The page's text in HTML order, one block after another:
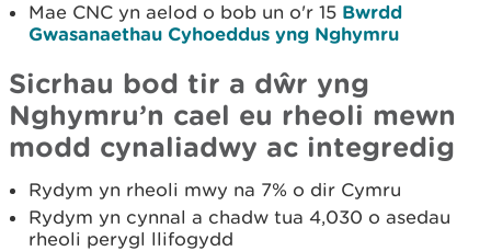
Mae CNC yn aelod o bob un o'r 15 Bwrdd
Gwasanaethau Cyhoeddus yng Nghymru
Sicrhau bod tir a dŵr yng
Nghymru’n cael eu rheoli mewn
modd cynaliadwy ac integredig
Rydym yn rheoli mwy na 7% o dir Cymru
Rydym yn cynnal a chadw tua 4,030 o asedau
rheoli perygl llifogydd